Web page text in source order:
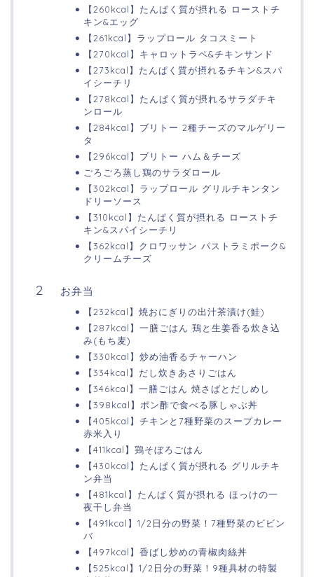
【260kcal】たんぱく質が摂れる ローストチ
キン&エッグ
【261kcal】ラップロール タコスミート
【270kcal】キャロットラペ&チキンサンド
【273kcal】たんぱく質が摂れるチキン&スパ
イシーチリ
【278kcal】たんぱく質が摂れるサラダチキ
ンロール
【284kcal】ブリトー 2種チーズのマルゲリー
タ
【296kcal】ブリトー ハム＆チーズ
ごろごろ蒸し鶏のサラダロール
【302kcal】ラップロール グリルチキンタン
ドリーソース
【310kcal】たんぱく質が摂れる ローストチ
キン&スパイシーチリ
【362kcal】クロワッサン パストラミポーク&
クリームチーズ
お弁当
【232kcal】焼おにぎりの出汁茶漬け(鮭)
【287kcal】一膳ごはん 鶏と生姜香る炊き込
み(もち麦)
【330kcal】炒め油香るチャーハン
【334kcal】だし炊きあさりごはん
【346kcal】一膳ごはん 焼さばとだしめし
【398kcal】ポン酢で食べる豚しゃぶ丼
【405kcal】チキンと7種野菜のスープカレー
赤米入り
【411kcal】鶏そぼろごはん
【430kcal】たんぱく質が摂れる グリルチキ
ン弁当
【481kcal】たんぱく質が摂れる ほっけの一
夜干し弁当
【491kcal】1/2日分の野菜！7種野菜のビビン
バ
【497kcal】香ばし炒めの青椒肉絲丼
【525kcal】1/2日分の野菜！9種具材の特製